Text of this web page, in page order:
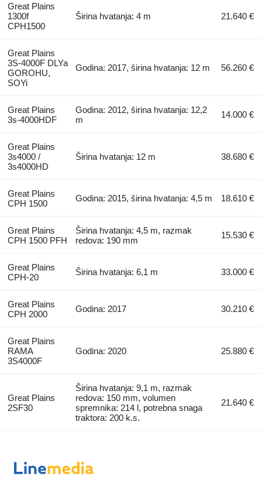
Great Plains
1300f
CPH1500
Širina hvatanja: 4 m 21.640 €
Great Plains
3S-4000F DLYa
GOROHU,
SOYi
Godina: 2017, širina hvatanja: 12 m 56.260 €
Great Plains
3s-4000HDF
Godina: 2012, širina hvatanja: 12,2
m
14.000 €
Great Plains
3s4000 /
3s4000HD
Širina hvatanja: 12 m 38.680 €
Great Plains
CPH 1500
Godina: 2015, širina hvatanja: 4,5 m 18.610 €
Great Plains
CPH 1500 PFH
Širina hvatanja: 4,5 m, razmak
redova: 190 mm
15.530 €
Great Plains
CPH-20
Širina hvatanja: 6,1 m 33.000 €
Great Plains
CPH 2000
Godina: 2017 30.210 €
Great Plains
RAMA
3S4000F
Godina: 2020 25.880 €
Great Plains
2SF30
Širina hvatanja: 9,1 m, razmak
redova: 150 mm, volumen
spremnika: 214 l, potrebna snaga
traktora: 200 k.s.
21.640 €